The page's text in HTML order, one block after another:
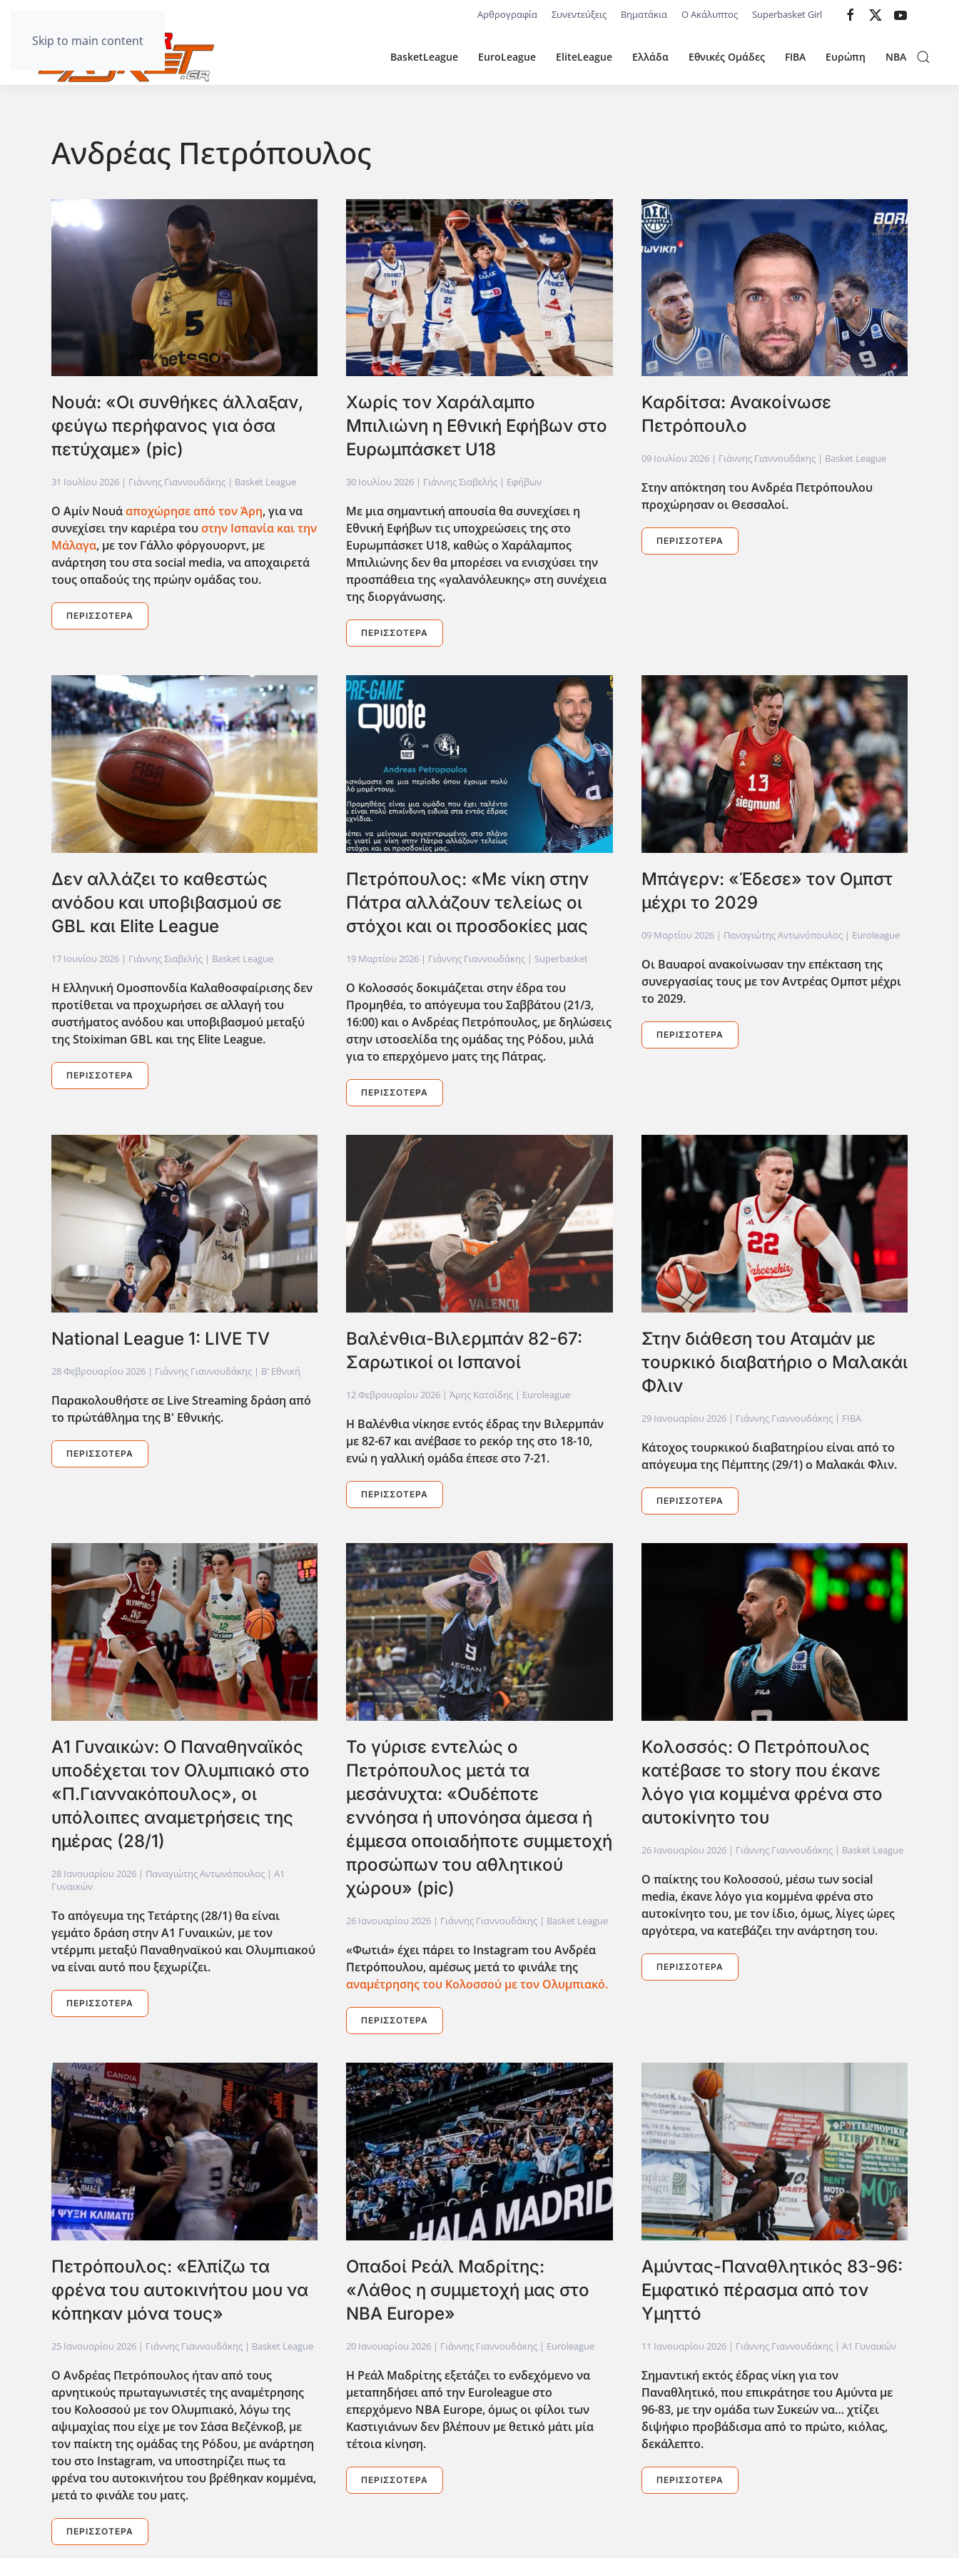
Skip to main content
Αρθρογραφία Συνεντεύξεις Βηματάκια Ο Ακάλυπτος Superbasket Girl
BasketLeague EuroLeague EliteLeague Ελλάδα Εθνικές Ομάδες FIBA Ευρώπη NBA
Ανδρέας Πετρόπουλος
Νουά: «Οι συνθήκες άλλαξαν,
φεύγω περήφανος για όσα
πετύχαμε» (pic)
31 Ιουλίου 2026 | Γιάννης Γιαννουδάκης | Basket League
Ο Αμίν Νουάαποχώρησε από τον Άρη, για να
συνεχίσει την καριέρα τουστην Ισπανία και την
Μάλαγα, με τον Γάλλο φόργουορντ, με
ανάρτηση του στα social media, να αποχαιρετά
τους οπαδούς της πρώην ομάδας του.
ΠΕΡΙΣΣΌΤΕΡΑ
Χωρίς τον Χαράλαμπο
Μπιλιώνη η Εθνική Εφήβων στο
Ευρωμπάσκετ U18
30 Ιουλίου 2026 | Γιάννης Σιαβελής | Εφήβων
Με μια σημαντική απουσία θα συνεχίσει η
Εθνική Εφήβων τις υποχρεώσεις της στο
Ευρωμπάσκετ U18, καθώς ο Χαράλαμπος
Μπιλιώνης δεν θα μπορέσει να ενισχύσει την
προσπάθεια της «γαλανόλευκης» στη συνέχεια
της διοργάνωσης.
ΠΕΡΙΣΣΌΤΕΡΑ
Καρδίτσα: Ανακοίνωσε
Πετρόπουλο
09 Ιουλίου 2026| Γιάννης Γιαννουδάκης | Basket League
Στην απόκτηση του Ανδρέα Πετρόπουλου
προχώρησαν οι Θεσσαλοί.
ΠΕΡΙΣΣΌΤΕΡΑ
Δεν αλλάζει το καθεστώς
ανόδου και υποβιβασμού σε
GBL και Elite League
17 Ιουνίου 2026 | Γιάννης Σιαβελής | Basket League
Η Ελληνική Ομοσπονδία Καλαθοσφαίρισης δεν
προτίθεται να προχωρήσει σε αλλαγή του
συστήματος ανόδου και υποβιβασμού μεταξύ
της Stoiximan GBL και της Elite League.
ΠΕΡΙΣΣΌΤΕΡΑ
Πετρόπουλος: «Με νίκη στην
Πάτρα αλλάζουν τελείως οι
στόχοι και οι προσδοκίες μας
19 Μαρτίου 2026 | Γιάννης Γιαννουδάκης | Superbasket
Ο Κολοσσός δοκιμάζεται στην έδρα του
Προμηθέα, το απόγευμα του Σαββάτου (21/3,
16:00) και ο Ανδρέας Πετρόπουλος, με δηλώσεις
στην ιστοσελίδα της ομάδας της Ρόδου, μιλά
για το επερχόμενο ματς της Πάτρας.
ΠΕΡΙΣΣΌΤΕΡΑ
Μπάγερν: «Έδεσε» τον Ομπστ
μέχρι το 2029
09 Μαρτίου 2026| Παναγιώτης Αντωνόπουλος | Euroleague
Οι Βαυαροί ανακοίνωσαν την επέκταση της
συνεργασίας τους με τον Αντρέας Ομπστ μέχρι
το 2029.
ΠΕΡΙΣΣΌΤΕΡΑ
National League 1: LIVE TV
28 Φεβρουαρίου 2026 | Γιάννης Γιαννουδάκης | Β' Εθνική
Παρακολουθήστε σε Live Streaming δράση από
το πρώτάθλημα της Β' Εθνικής.
ΠΕΡΙΣΣΌΤΕΡΑ
Βαλένθια-Βιλερμπάν 82-67:
Σαρωτικοί οι Ισπανοί
12 Φεβρουαρίου 2026 | Άρης Κατσίδης | Euroleague
Η Βαλένθια νίκησε εντός έδρας την Βιλερμπάν
με 82-67 και ανέβασε το ρεκόρ της στο 18-10,
ενώ η γαλλική ομάδα έπεσε στο 7-21.
ΠΕΡΙΣΣΌΤΕΡΑ
Στην διάθεση του Αταμάν με
τουρκικό διαβατήριο ο Μαλακάι
Φλιν
29 Ιανουαρίου 2026| Γιάννης Γιαννουδάκης | FIBA
Κάτοχος τουρκικού διαβατηρίου είναι από το
απόγευμα της Πέμπτης (29/1) ο Μαλακάι Φλιν.
ΠΕΡΙΣΣΌΤΕΡΑ
Α1 Γυναικών: Ο Παναθηναϊκός
υποδέχεται τον Ολυμπιακό στο
«Π.Γιαννακόπουλος», οι
υπόλοιπες αναμετρήσεις της
ημέρας (28/1)
28 Ιανουαρίου 2026 | Παναγιώτης Αντωνόπουλος | Α1
Γυναικών
Το απόγευμα της Τετάρτης (28/1) θα είναι
γεμάτο δράση στην Α1 Γυναικών, με τον
ντέρμπι μεταξύ Παναθηναϊκού και Ολυμπιακού
να είναι αυτό που ξεχωρίζει.
ΠΕΡΙΣΣΌΤΕΡΑ
Το γύρισε εντελώς ο
Πετρόπουλος μετά τα
μεσάνυχτα: «Ουδέποτε
εννόησα ή υπονόησα άμεσα ή
έμμεσα οποιαδήποτε συμμετοχή
προσώπων του αθλητικού
χώρου» (pic)
26 Ιανουαρίου 2026 | Γιάννης Γιαννουδάκης | Basket League
«Φωτιά» έχει πάρει το Instagram του Ανδρέα
Πετρόπουλου, αμέσως μετά το φινάλε της
αναμέτρησης του Κολοσσού με τον Ολυμπιακό.
ΠΕΡΙΣΣΌΤΕΡΑ
Κολοσσός: Ο Πετρόπουλος
κατέβασε το story που έκανε
λόγο για κομμένα φρένα στο
αυτοκίνητο του
26 Ιανουαρίου 2026| Γιάννης Γιαννουδάκης | Basket League
Ο παίκτης του Κολοσσού, μέσω των social
media, έκανε λόγο για κομμένα φρένα στο
αυτοκίνητο του, με τον ίδιο, όμως, λίγες ώρες
αργότερα, να κατεβάζει την ανάρτηση του.
ΠΕΡΙΣΣΌΤΕΡΑ
Πετρόπουλος: «Ελπίζω τα
φρένα του αυτοκινήτου μου να
κόπηκαν μόνα τους»
25 Ιανουαρίου 2026 | Γιάννης Γιαννουδάκης | Basket League
Ο Ανδρέας Πετρόπουλος ήταν από τους
αρνητικούς πρωταγωνιστές της αναμέτρησης
του Κολοσσού με τον Ολυμπιακό, λόγω της
αψιμαχίας που είχε με τον Σάσα Βεζένκοβ, με
τον παίκτη της ομάδας της Ρόδου, με ανάρτηση
του στο Instagram, να υποστηρίζει πως τα
φρένα του αυτοκινήτου του βρέθηκαν κομμένα,
μετά το φινάλε του ματς.
ΠΕΡΙΣΣΌΤΕΡΑ
Οπαδοί Ρεάλ Μαδρίτης:
«Λάθος η συμμετοχή μας στο
NBA Europe»
20 Ιανουαρίου 2026 | Γιάννης Γιαννουδάκης | Euroleague
Η Ρεάλ Μαδρίτης εξετάζει το ενδεχόμενο να
μεταπηδήσει από την Euroleagueστο
επερχόμενο NBA Europe, όμως οι φίλοι των
Καστιγιάνων δεν βλέπουν με θετικό μάτι μία
τέτοια κίνηση.
ΠΕΡΙΣΣΌΤΕΡΑ
Αμύντας-Παναθλητικός 83-96:
Εμφατικό πέρασμα από τον
Υμηττό
11 Ιανουαρίου 2026| Γιάννης Γιαννουδάκης | Α1 Γυναικών
Σημαντική εκτός έδρας νίκη για τον
Παναθλητικό, που επικράτησε του Αμύντα με
96-83, με την ομάδα των Συκεών να… χτίζει
διψήφιο προβάδισμα από το πρώτο, κιόλας,
δεκάλεπτο.
ΠΕΡΙΣΣΌΤΕΡΑ